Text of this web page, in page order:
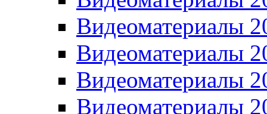
Видеоматериалы
Видеоматериалы
Видеоматериалы
Видеоматериалы